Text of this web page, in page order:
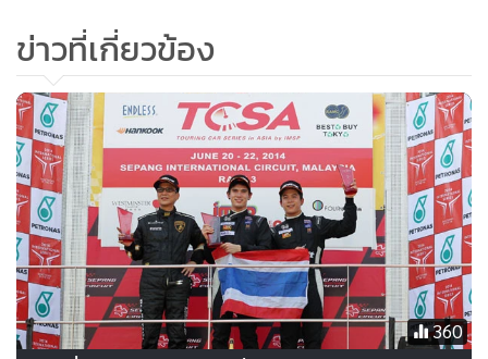
เด็กกำพร้าให้ปลดหนี้และพัฒนาให้ดีเลิศ ก๊วนเจ้าป่าตกลง
สาบานว่าจะปกป้องมิลินยิ่งชีพขอให้เสี่ยวิทูรย์รักษาสัญญา พวก
เขาจะทำภารกิจนี้สำเร็จหรือไม่และความรักของ มิลิน และ ขาล
จะจบลงอย่างไรต้องติดตามชม...
เตรียมพบกับละครแนวแอ็กชั่น-คอเมดี้ รวมทั้งความสนุก กวน
ป่วน ฮา ของ 4 สมาชิกแห่งก๊วนเจ้าป่าและมาลุ้นไปกับภารกิจครั้ง
นี้ว่าจะสำเร็จหรือไม่ และความรักของคู่พระนางจะจบลงอย่างไร
ติดตามชมในละคร “เสือ สิงห์ กระทิง บ๊อง” ที่เตรียมออกอากาศ
ให้ชมกันเร็ว ๆ นี้ ทางไทยทีวีสีช่อง 3 (ออริจินัล)
ข่าวที่เกี่ยวข้อง
360